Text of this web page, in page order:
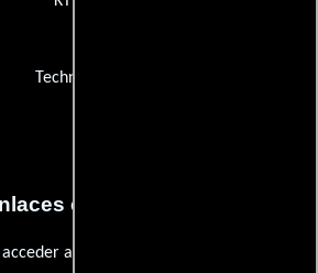
Technique
externos
a los recursos externos que